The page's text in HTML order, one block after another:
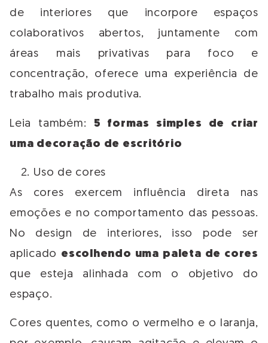
de interiores que incorpore espaços
colaborativos abertos, juntamente com
áreas mais privativas para foco e
concentração, oferece uma experiência de
trabalho mais produtiva.
Leia também: 5 formas simples de criar
uma decoração de escritório
Uso de cores
As cores exercem influência direta nas
emoções e no comportamento das pessoas.
No design de interiores, isso pode ser
aplicado escolhendo uma paleta de cores
que esteja alinhada com o objetivo do
espaço.
Cores quentes, como o vermelho e o laranja,